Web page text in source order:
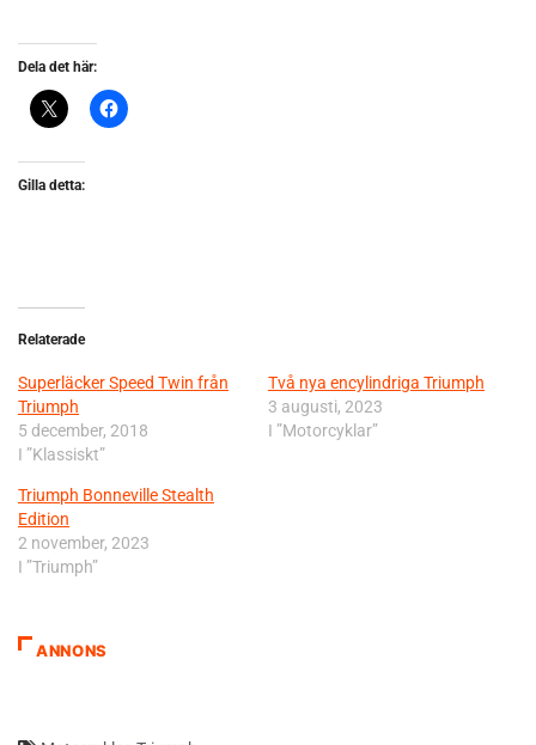
Dela det här:
Gilla detta:
Relaterade
Superläcker Speed Twin från
Triumph
5 december, 2018
I ”Klassiskt”
Två nya encylindriga Triumph
3 augusti, 2023
I ”Motorcyklar”
Triumph Bonneville Stealth
Edition
2 november, 2023
I ”Triumph”
ANNONS